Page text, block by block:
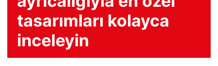
tasarımları kolayca
inceleyin